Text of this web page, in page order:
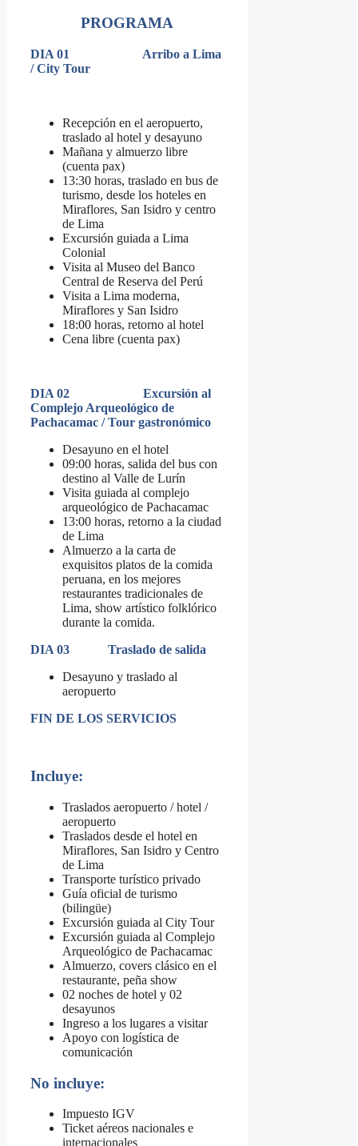
PROGRAMA
DIA 01 Arribo a Lima
/ City Tour
Recepción en el aeropuerto,
traslado al hotel y desayuno
Mañana y almuerzo libre
(cuenta pax)
13:30 horas, traslado en bus de
turismo, desde los hoteles en
Miraflores, San Isidro y centro
de Lima
Excursión guiada a Lima
Colonial
Visita al Museo del Banco
Central de Reserva del Perú
Visita a Lima moderna,
Miraflores y San Isidro
18:00 horas, retorno al hotel
Cena libre (cuenta pax)
DIA 02 Excursión al
Complejo Arqueológico de
Pachacamac / Tour gastronómico
Desayuno en el hotel
09:00 horas, salida del bus con
destino al Valle de Lurín
Visita guiada al complejo
arqueológico de Pachacamac
13:00 horas, retorno a la ciudad
de Lima
Almuerzo a la carta de
exquisitos platos de la comida
peruana, en los mejores
restaurantes tradicionales de
Lima, show artístico folklórico
durante la comida.
DIA 03 Traslado de salida
Desayuno y traslado al
aeropuerto
FIN DE LOS SERVICIOS
Incluye:
Traslados aeropuerto / hotel /
aeropuerto
Traslados desde el hotel en
Miraflores, San Isidro y Centro
de Lima
Transporte turístico privado
Guía oficial de turismo
(bilingüe)
Excursión guiada al City Tour
Excursión guiada al Complejo
Arqueológico de Pachacamac
Almuerzo, covers clásico en el
restaurante, peña show
02 noches de hotel y 02
desayunos
Ingreso a los lugares a visitar
Apoyo con logística de
comunicación
No incluye:
Impuesto IGV
Ticket aéreos nacionales e
internacionales